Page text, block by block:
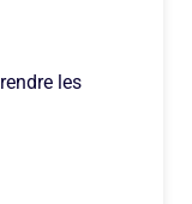
les